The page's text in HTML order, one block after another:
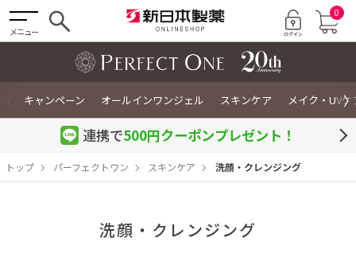
メニュー
0
キャンペーン オールインワンジェル スキンケア メイク・UVケ
〉
連携で500円クーポンプレゼント！
トップ パーフェクトワン スキンケア 洗顔・クレンジング
洗顔・クレンジング